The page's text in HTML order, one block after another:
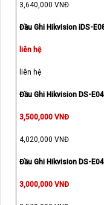
3,640,000 VNĐ
Đầu Ghi Hikvision iDS-
liên hệ
liên hệ
Đầu Ghi Hikvision DS-
3,500,000 VNĐ
4,020,000 VNĐ
Đầu Ghi Hikvision DS-
3,000,000 VNĐ